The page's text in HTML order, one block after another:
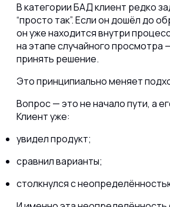
В категории БАД клиент редко
“просто так”. Если он дошёл до
он уже находится внутри
на этапе случайного просмотра
принять решение.
Это принципиально меняет
Вопрос — это не начало пути, а
Клиент уже:
увидел продукт;
сравнил варианты;
столкнулся с